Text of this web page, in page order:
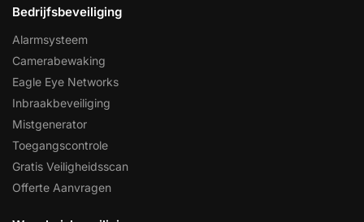
Bedrijfsbeveiliging
Alarmsysteem
Camerabewaking
Eagle Eye Networks
Inbraakbeveiliging
Mistgenerator
Toegangscontrole
Gratis Veiligheidsscan
Offerte Aanvragen